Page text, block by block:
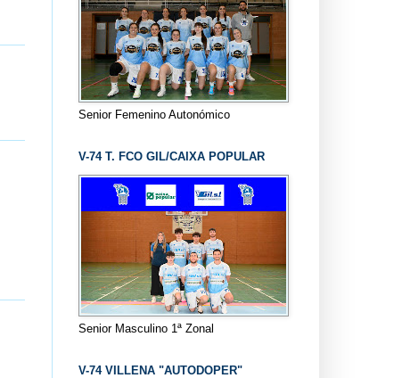
Senior Femenino Autonómico
V-74 T. FCO GIL/CAIXA POPULAR
Senior Masculino 1ª Zonal
V-74 VILLENA "AUTODOPER"